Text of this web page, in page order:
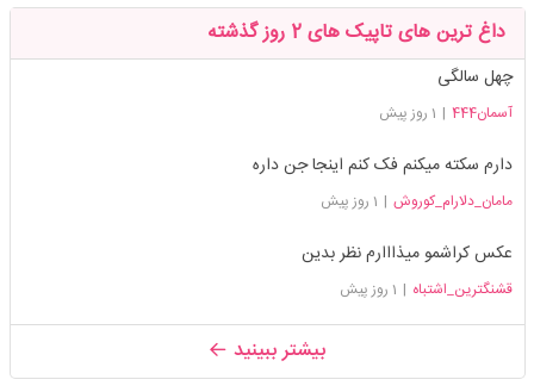
داغ ترین های تاپیک های 2 روز گذشته
چهل سالگی
آسمان444 | 1 روز پیش
دارم سکته میکنم فک کنم اینجا جن داره
مامان_دلارام_کوروش | 1 روز پیش
عکس کراشمو میذااارم نظر بدین
قشنگترین_اشتباه | 1 روز پیش
بیشتر ببینید